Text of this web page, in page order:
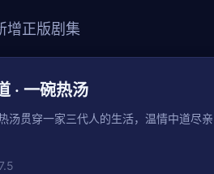
增正版剧集
· 一碗热汤
汤贯穿一家三代人的生活，温情中道尽亲